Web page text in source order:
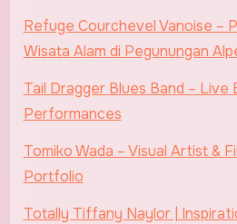
Refuge Courchevel Vanoise –
Wisata Alam di Pegunungan
Tail Dragger Blues Band – Live
Performances
Tomiko Wada – Visual Artist &
Portfolio
Totally Tiffany Naylor |